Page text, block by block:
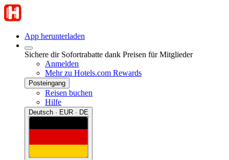
App herunterladen
Sichere dir Sofortrabatte dank Preisen für Mitglieder
Anmelden
Mehr zu Hotels.com Rewards
Posteingang
Reisen buchen
Hilfe
Deutsch · EUR · DE